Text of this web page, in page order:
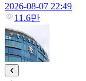
2026-08-07 22:49
11.6만